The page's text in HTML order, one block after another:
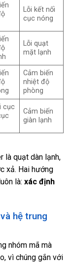
Lỗi kết nối
cục nóng
Lỗi quạt
mặt lạnh
Cảm biến
nhiệt độ
phòng
cục
Cảm biến
giàn lạnh
là quạt dàn lạnh,
xả. Hai hướng
là: xác định
hệ trung
nhóm mã mà
vì chúng gắn với